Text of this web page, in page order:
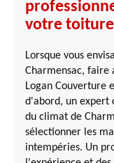
votre toiture
Lorsque vous
Charmensac, faire
Logan Couverture
d'abord, un expert
du climat de
sélectionner les
intempéries. Un